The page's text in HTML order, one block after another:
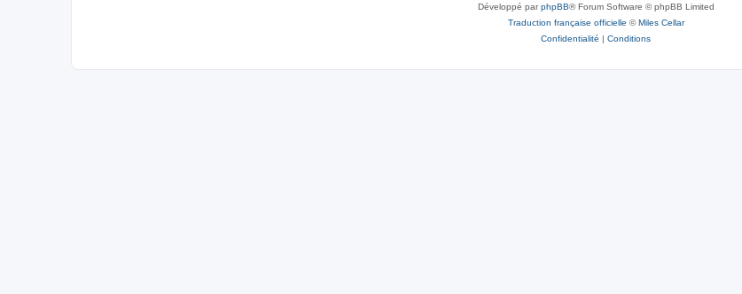
Développé parphpBB® Forum Software © phpBB Limited
Traduction française officielle ©Miles Cellar
Confidentialité | Conditions